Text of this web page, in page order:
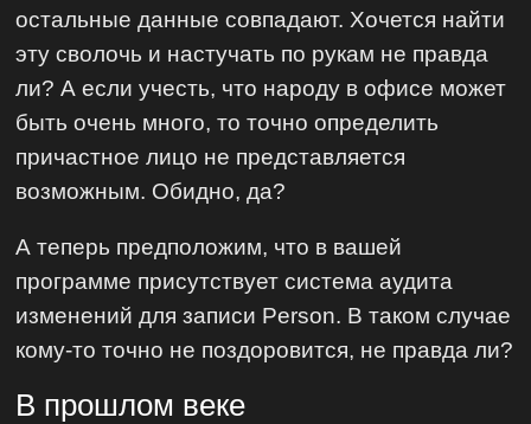
остальные данные совпадают. Хочется найти
эту сволочь и настучать по рукам не правда
ли? А если учесть, что народу в офисе может
быть очень много, то точно определить
причастное лицо не представляется
возможным. Обидно, да?
А теперь предположим, что в вашей
программе присутствует система аудита
изменений для записи Person. В таком случае
кому-то точно не поздоровится, не правда ли?
В прошлом веке